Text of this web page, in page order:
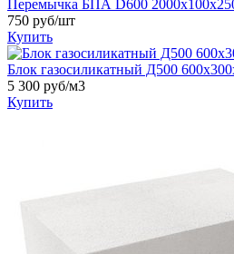
Перемычка БПА D600
750 руб/шт
Купить
Блок газосиликатный Д500
5 300 руб/м3
Купить